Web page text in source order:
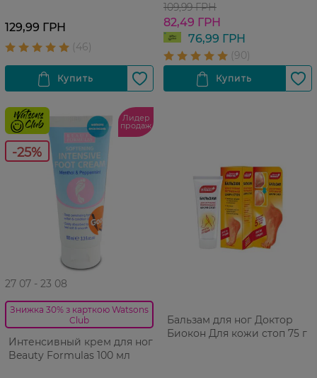
129,99 ГРН
109,99 ГРН
82,49 ГРН
76,99 ГРН
-25%
Лидер
продаж
27 07 - 23 08
Знижка 30% з карткою Watsons
Club
Интенсивный крем для ног
Beauty Formulas 100 мл
Бальзам для ног Доктор
Биокон Для кожи стоп 75 г